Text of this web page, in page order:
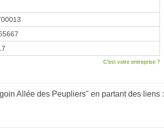
C'est votre entreprise ?
Allée des Peupliers" en partant des liens :